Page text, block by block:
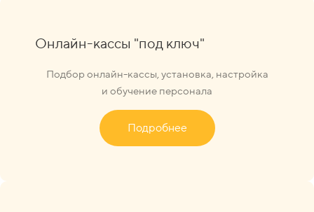
Онлайн-кассы "под ключ"
Подбор онлайн-кассы, установка, настройка
и обучение персонала
Подробнее